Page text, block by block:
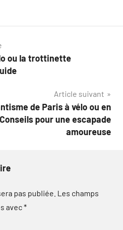
ou la trottinette
Article suivant
de Paris à vélo ou en
pour une escapade
amoureuse
pas publiée. Les champs
avec*